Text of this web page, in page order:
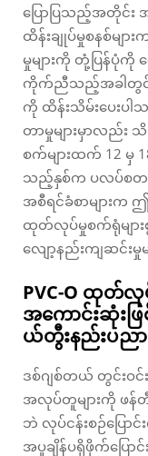
ပြောပြသည့်အတိုင်း
ထိန်းချုပ်မှုစနစ်များ
မှုများကို တုံ့ပြန်ပုံကို
ကိုက်ညီသည့်အခါတွင်ပါ
ကို ထိန်းသိမ်းပေးပါ
တာမှုများမှာလည်း သိ
စက်များထက် 12 မှ
သည့်နှစ်က ပလပ်စတ
အစီရင်ခံစာများက
ထုတ်လုပ်မှုစက်ရုံများ
လျော့နည်းကျဆင်းမှု
PVC-O ထု
အကောင်းဆုံးဖ
ယ်တွီးနည်းပညာ
ဒစ်ဂျစ်တယ် တွင်းဝင်း
အလုပ်တူများကို ဖန်
ဘဲ လုပ်ငန်းစဉ်ပြော
အပူချိန်ပရိုဖိုက်ပြော